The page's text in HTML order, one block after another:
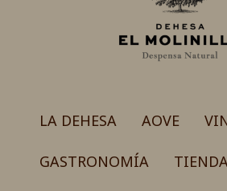
LA DEHESA AOVE
GASTRONOMÍA TIENDA